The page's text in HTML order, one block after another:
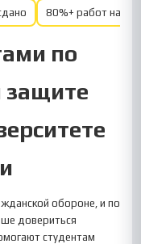
80%+ работ на
по
защите
обороне, и по
довериться
студентам